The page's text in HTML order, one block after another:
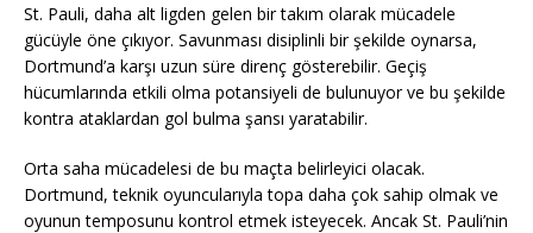
St. Pauli, daha alt ligden gelen bir takım olarak mücadele
gücüyle öne çıkıyor. Savunması disiplinli bir şekilde oynarsa,
Dortmund’a karşı uzun süre direnç gösterebilir. Geçiş
hücumlarında etkili olma potansiyeli de bulunuyor ve bu şekilde
kontra ataklardan gol bulma şansı yaratabilir.
Orta saha mücadelesi de bu maçta belirleyici olacak.
Dortmund, teknik oyuncularıyla topa daha çok sahip olmak ve
oyunun temposunu kontrol etmek isteyecek. Ancak St. Pauli’nin